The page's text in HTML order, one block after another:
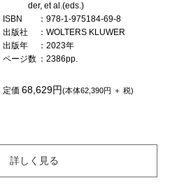
der, et al.(eds.)
ISBN
：978-1-975184-69-8
出版社
：WOLTERS KLUWER
出版年
：2023年
ページ数 ：2386pp.
定価68,629円(本体62,390円 ＋ 税)
詳しく見る